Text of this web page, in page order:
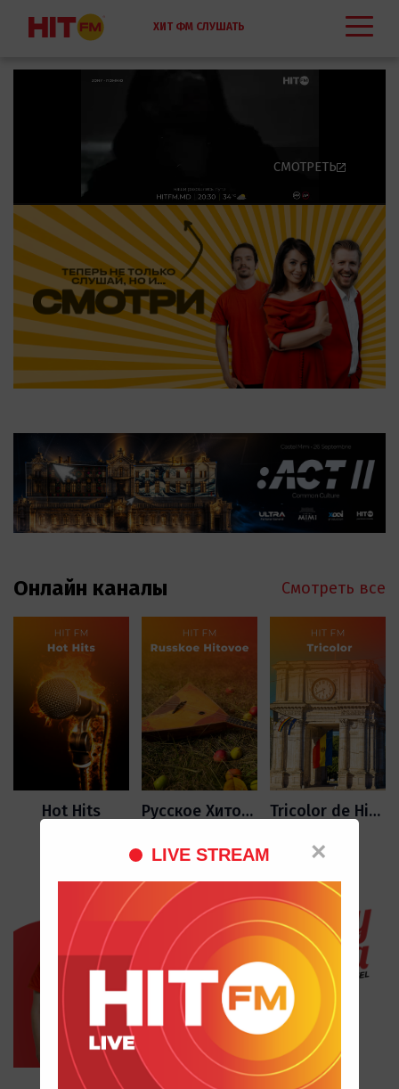
ХИТ ФМ СЛУШАТЬ
×
LIVE STREAM
СМОТРЕТЬ
Онлайн каналы Смотреть все
Hot Hits Русское Хитовое Tricolor de Hituri